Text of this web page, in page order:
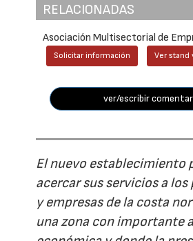
RELACIONADAS
Asociación Multisectorial de
Solicitar información Ver stand
ver/escribir
El nuevo establecimiento
acercar sus servicios a
y empresas de la costa
una zona con importante